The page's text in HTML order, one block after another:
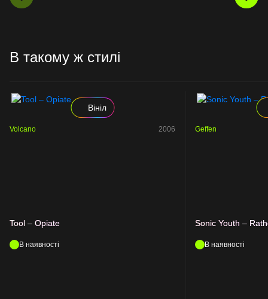
В такому ж стилі
Вініл
Volcano 2006
Tool – Opiate
В наявності
Geffen
Sonic Youth –
В наявності